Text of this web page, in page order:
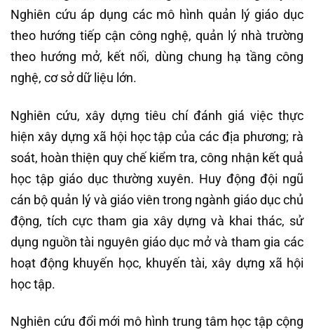
Nghiên cứu áp dụng các mô hình quản lý giáo dục
theo hướng tiếp cận công nghệ, quản lý nhà trường
theo hướng mở, kết nối, dùng chung hạ tầng công
nghệ, cơ sở dữ liệu lớn.
Nghiên cứu, xây dựng tiêu chí đánh giá việc thực
hiện xây dựng xã hội học tập của các địa phương; rà
soát, hoàn thiện quy chế kiểm tra, công nhận kết quả
học tập giáo dục thường xuyên. Huy động đội ngũ
cán bộ quản lý và giáo viên trong ngành giáo dục chủ
động, tích cực tham gia xây dựng và khai thác, sử
dụng nguồn tài nguyên giáo dục mở và tham gia các
hoạt động khuyến học, khuyến tài, xây dựng xã hội
học tập.
Nghiên cứu đổi mới mô hình trung tâm học tập cộng